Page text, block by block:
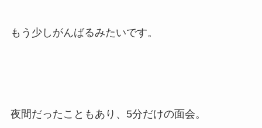
もう少しがんばるみたいです。
夜間だったこともあり、5分だけの面会。